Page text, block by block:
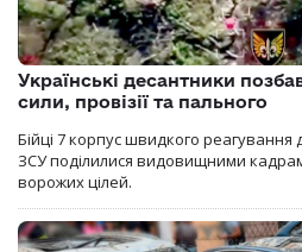
Українські десантники
сили, провізії та пального
Бійці 7 корпус швидкого
ЗСУ поділилися видовищними
ворожих цілей.